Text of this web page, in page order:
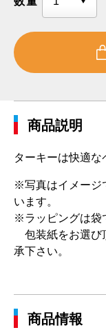
商品説明
ターキーは快適な
※写真はイメージ
います。
※ラッピングは袋
包装紙をお選び
承下さい。
商品情報